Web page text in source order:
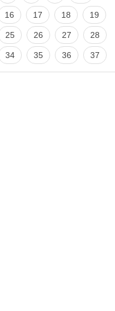
16 17 18 19
25 26 27 28
34 35 36 37